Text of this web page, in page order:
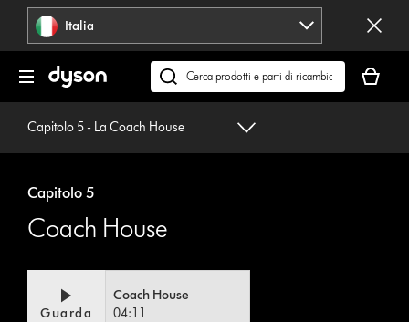
navigazione Italia
Cerca
su
dyson.it
carrello
è
Capitolo 5 - La Coach House
Capitolo 5
Coach House
Guarda
Coach House
04:11